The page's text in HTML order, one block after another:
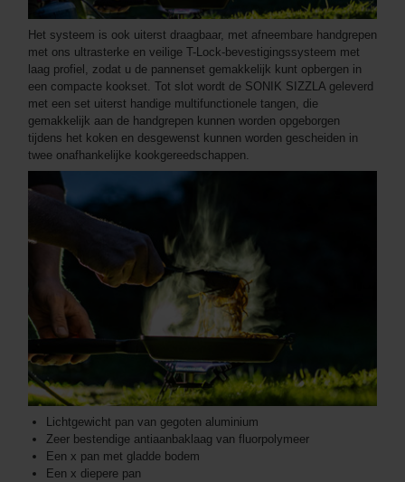
Het systeem is ook uiterst draagbaar, met afneembare handgrepen
met ons ultrasterke en veilige T-Lock-bevestigingssysteem met
laag profiel, zodat u de pannenset gemakkelijk kunt opbergen in
een compacte kookset. Tot slot wordt de SONIK SIZZLA geleverd
met een set uiterst handige multifunctionele tangen, die
gemakkelijk aan de handgrepen kunnen worden opgeborgen
tijdens het koken en desgewenst kunnen worden gescheiden in
twee onafhankelijke kookgereedschappen.
Lichtgewicht pan van gegoten aluminium
Zeer bestendige antiaanbaklaag van fluorpolymeer
Een x pan met gladde bodem
Een x diepere pan